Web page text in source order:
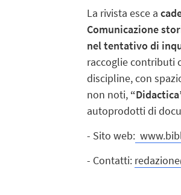
La rivista esce a
Comunicazione
nel tentativo di
raccoglie contributi
discipline, con
non noti,
autoprodotti di
- Sito web:
- Contatti: